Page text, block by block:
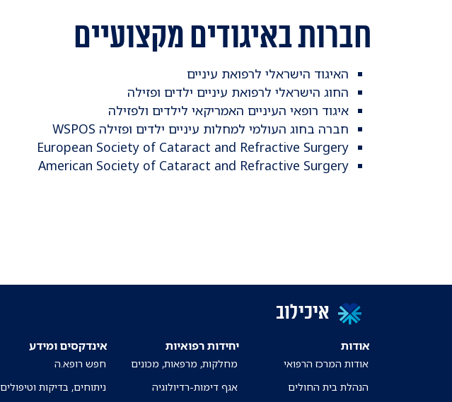
חברות באיגודים מקצועיים
האיגוד הישראלי לרפואת עיניים
החוג הישראלי לרפואת עיניים ילדים ופזילה
איגוד רופאי העיניים האמריקאי לילדים ולפזילה
חברה בחוג העולמי למחלות עיניים ילדים ופזילה WSPOS
European Society of Cataract and Refractive Surgery
American Society of Cataract and Refractive Surgery
איכילוב
אודות
אודות המרכז הרפואי
הנהלת בית החולים
יחידות רפואיות
מחלקות, מרפאות, מכונים
אגף דימות-רדיולוגיה
אינדקסים ומידע
חפש רופא.ה
ניתוחים, בדיקות וטיפולים